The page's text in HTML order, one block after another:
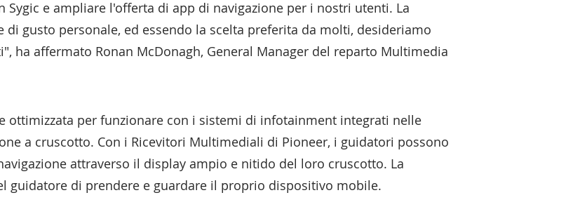
e ampliare l'offerta di app di navigazione per i nostri utenti. La
gusto personale, ed essendo la scelta preferita da molti, desideriamo
ha affermato Ronan McDonagh, General Manager del reparto Multimedia
ottimizzata per funzionare con i sistemi di infotainment integrati nelle
a cruscotto. Con i Ricevitori Multimediali di Pioneer, i guidatori possono
attraverso il display ampio e nitido del loro cruscotto. La
guidatore di prendere e guardare il proprio dispositivo mobile.